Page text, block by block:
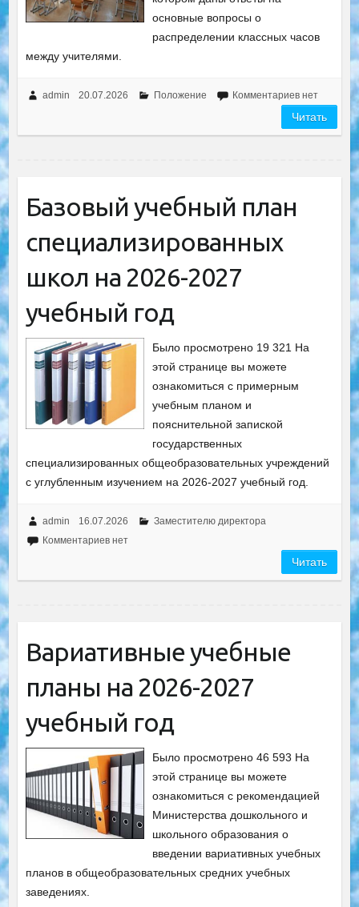
основные вопросы о
распределении классных часов
между учителями.
admin 20.07.2026 Положение Комментариев нет
Читать
Базовый учебный план
специализированных
школ на 2026-2027
учебный год
Было просмотрено 19 321 На
этой странице вы можете
ознакомиться с примерным
учебным планом и
пояснительной запиской
государственных
специализированных общеобразовательных учреждений
с углубленным изучением на 2026-2027 учебный год.
admin 16.07.2026
Заместителю директора
Комментариев нет
Читать
Вариативные учебные
планы на 2026-2027
учебный год
Было просмотрено 46 593 На
этой странице вы можете
ознакомиться с рекомендацией
Министерства дошкольного и
школьного образования о
введении вариативных учебных
планов в общеобразовательных средних учебных
заведениях.